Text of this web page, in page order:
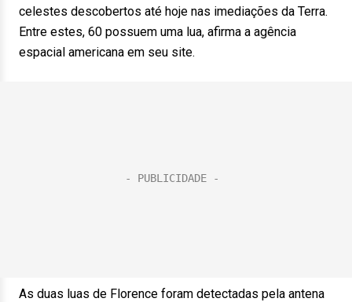
celestes descobertos até hoje nas imediações da Terra.
Entre estes, 60 possuem uma lua, afirma a agência
espacial americana em seu site.
As duas luas de Florence foram detectadas pela antena